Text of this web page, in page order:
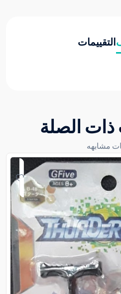
التقييمات
ذات الصلة
مشابهه